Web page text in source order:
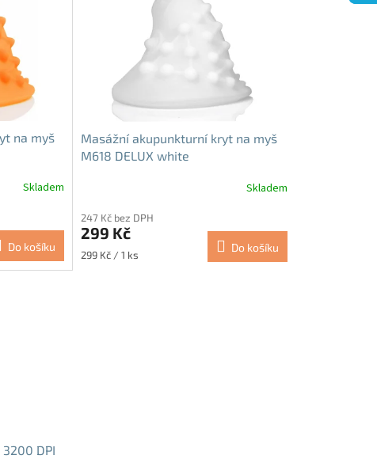
na myš
Skladem
Do košíku
Masážní akupunkturní kryt na myš
M618 DELUX white
Skladem
247 Kč bez DPH
299 Kč
Měrná
299 Kč / 1 ks
Do košíku
DPI